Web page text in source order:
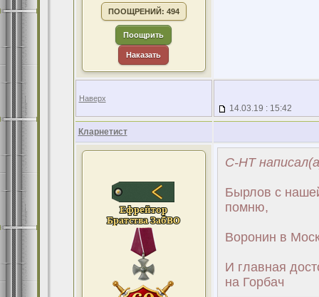
ПООЩРЕНИЙ: 494
Поощрить
Наказать
Наверх
14.03.19 : 15:42
Кларнетист
С-НТ
Бырлов с
помню,
Воронин в
И главная
на Горбач